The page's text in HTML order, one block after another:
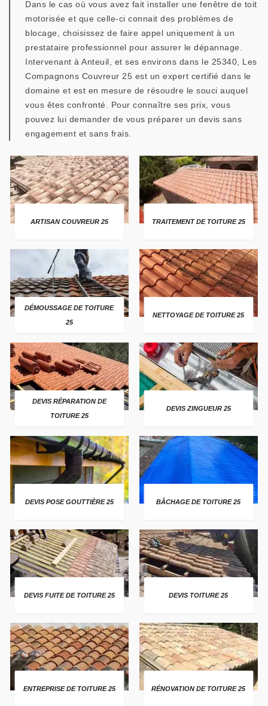
Dans le cas où vous avez fait installer une fenêtre de toit
motorisée et que celle-ci connait des problèmes de
blocage, choisissez de faire appel uniquement à un
prestataire professionnel pour assurer le dépannage.
Intervenant à Anteuil, et ses environs dans le 25340, Les
Compagnons Couvreur 25 est un expert certifié dans le
domaine et est en mesure de résoudre le souci auquel
vous êtes confronté. Pour connaître ses prix, vous
pouvez lui demander de vous préparer un devis sans
engagement et sans frais.
ARTISAN COUVREUR 25 TRAITEMENT DE TOITURE 25
DÉMOUSSAGE DE TOITURE
25
NETTOYAGE DE TOITURE 25
DEVIS RÉPARATION DE
TOITURE 25
DEVIS ZINGUEUR 25
DEVIS POSE GOUTTIÈRE 25 BÂCHAGE DE TOITURE 25
DEVIS FUITE DE TOITURE 25 DEVIS TOITURE 25
ENTREPRISE DE TOITURE 25 RÉNOVATION DE TOITURE 25